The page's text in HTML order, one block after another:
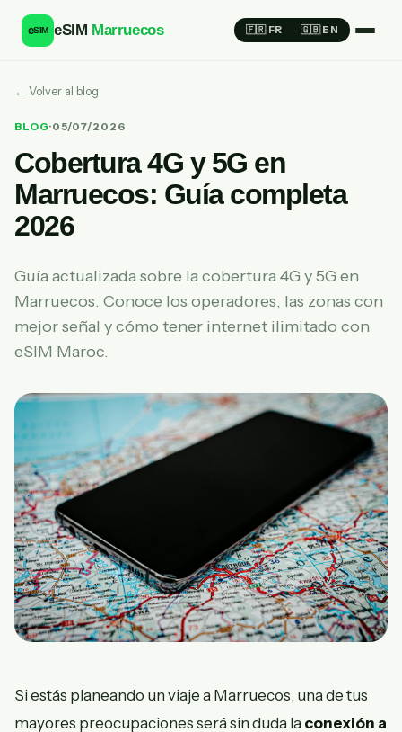
eSIM eSIM Marruecos 🇫🇷 FR 🇬🇧 EN
← Volver al blog
BLOG·05/07/2026
Cobertura 4G y 5G en
Marruecos: Guía completa
2026
Guía actualizada sobre la cobertura 4G y 5G en
Marruecos. Conoce los operadores, las zonas con
mejor señal y cómo tener internet ilimitado con
eSIM Maroc.
Si estás planeando un viaje a Marruecos, una de tus
mayores preocupaciones será sin duda la conexión a